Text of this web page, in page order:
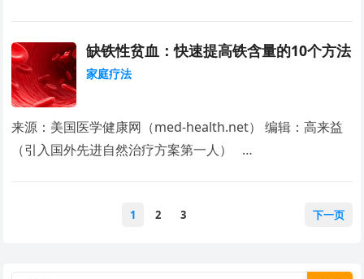
缺铁性贫血：快速提高铁含量的10个方法
家庭疗法
来源：美国医学健康网（med-health.net） 编辑：高来益
（引入国外先进自然治疗方案第一人） …
1 2 3 下一页